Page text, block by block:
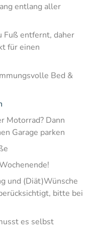
entlang aller
Fuß entfernt, daher
für einen
Bed &
Motorrad? Dann
Garage parken
und (Diät)Wünsche
bitte bei
es selbst